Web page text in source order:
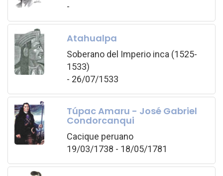
-
Atahualpa
Soberano del Imperio inca (1525-
1533)
- 26/07/1533
Túpac Amaru - José Gabriel
Condorcanqui
Cacique peruano
19/03/1738 - 18/05/1781